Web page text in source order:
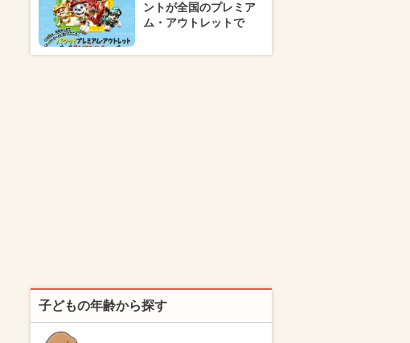
ントが全国のプレミア
ム・アウトレットで
子どもの年齢から探す